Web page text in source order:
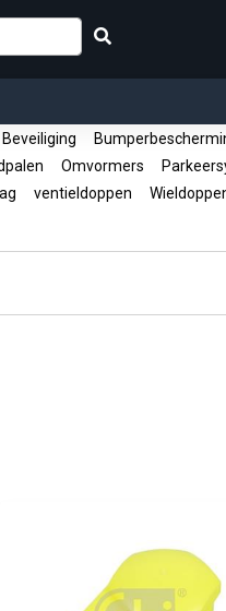
Beveiliging
Omvormers
ventieldoppen